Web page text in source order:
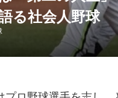
る社会人野球